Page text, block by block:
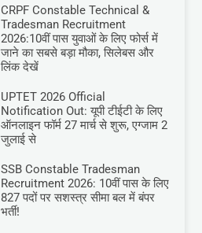
CRPF Constable Technical &
Tradesman Recruitment
2026:10वीं पास युवाओं के लिए फोर्स में
जाने का सबसे बड़ा मौका, सिलेबस और
लिंक देखें
UPTET 2026 Official
Notification Out: यूपी टीईटी के लिए
ऑनलाइन फॉर्म 27 मार्च से शुरू, एग्जाम 2
जुलाई से
SSB Constable Tradesman
Recruitment 2026: 10वीं पास के लिए
827 पदों पर सशस्त्र सीमा बल में बंपर
भर्ती!